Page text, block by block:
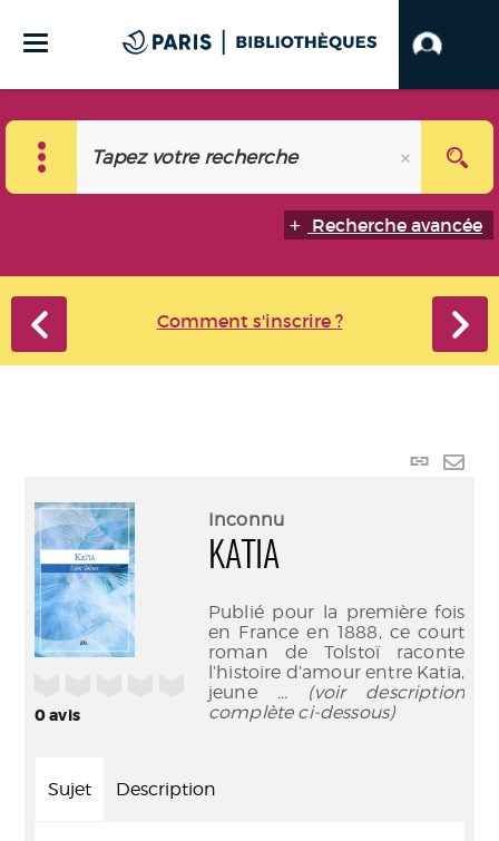
Recherche avancée
Comment s'inscrire ?
Lien
0avis
Inconnu
KATIA
Publié pour la première fois
en France en 1888, ce court
roman de Tolstoï raconte
l’histoire d’amour entre Katia,
jeune ... (voir description
complète ci-dessous)
Sujet Description